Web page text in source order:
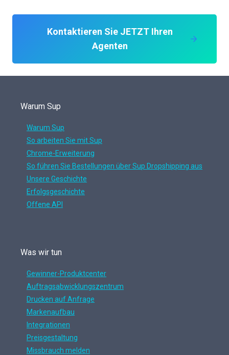
Kontaktieren Sie JETZT Ihren
Agenten
Warum Sup
Warum Sup
So arbeiten Sie mit Sup
Chrome-Erweiterung
So führen Sie Bestellungen über Sup Dropshipping aus
Unsere Geschichte
Erfolgsgeschichte
Offene API
Was wir tun
Gewinner-Produktcenter
Auftragsabwicklungszentrum
Drucken auf Anfrage
Markenaufbau
Integrationen
Preisgestaltung
Missbrauch melden